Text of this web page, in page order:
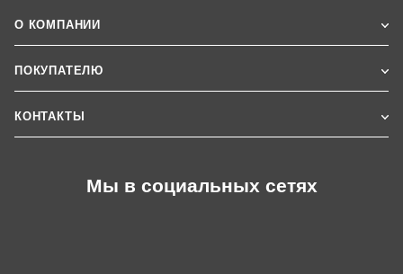
О КОМПАНИИ
ПОКУПАТЕЛЮ
КОНТАКТЫ
Мы в социальных сетях